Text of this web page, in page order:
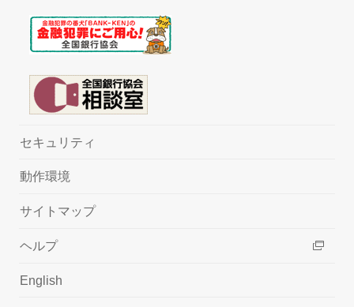
セキュリティ
動作環境
サイトマップ
ヘルプ
English